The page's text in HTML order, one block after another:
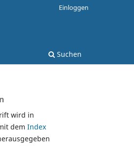
Suchen
Einloggen
wird in
dem Index